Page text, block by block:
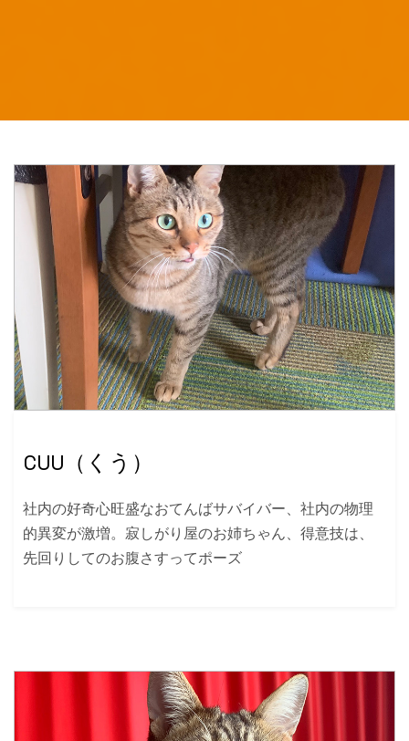
CUU（くう）
社内の好奇心旺盛なおてんばサバイバー、社内の物理
的異変が激増。寂しがり屋のお姉ちゃん、得意技は、
先回りしてのお腹さすってポーズ